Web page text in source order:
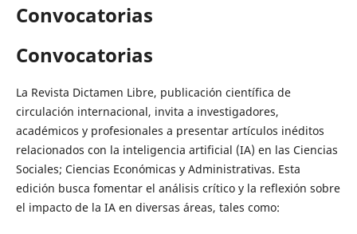
Convocatorias
Convocatorias
La Revista Dictamen Libre, publicación científica de
circulación internacional, invita a investigadores,
académicos y profesionales a presentar artículos inéditos
relacionados con la inteligencia artificial (IA) en las Ciencias
Sociales; Ciencias Económicas y Administrativas. Esta
edición busca fomentar el análisis crítico y la reflexión sobre
el impacto de la IA en diversas áreas, tales como: